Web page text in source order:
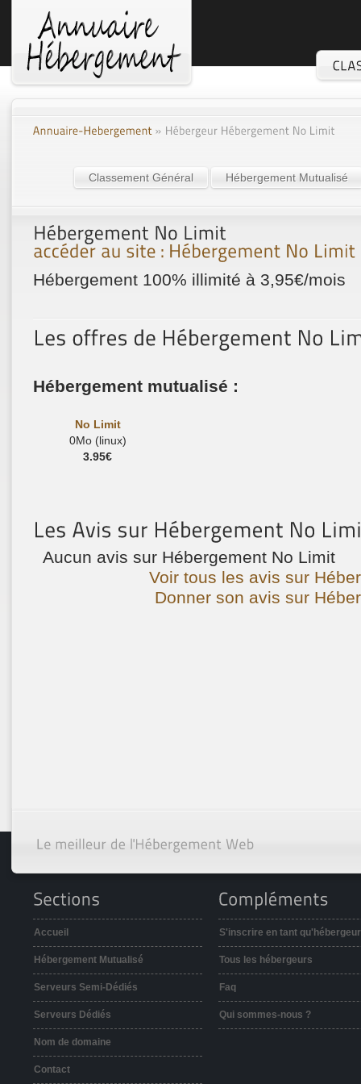
Classement Général Hébergement Mutualisé
Hébergement 100% illimité à 3,95€/mois
Hébergement mutualisé :
No Limit
0Mo (linux)
3.95€
Aucun avis sur Hébergement No Limit
Voir tous les avis sur
Donner son avis sur
Accueil
Hébergement Mutualisé
Serveurs Semi-Dédiés
Serveurs Dédiés
Nom de domaine
Contact
S'inscrire en tant qu'hébergeur
Tous les hébergeurs
Faq
Qui sommes-nous ?